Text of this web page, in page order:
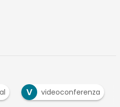
V videoconferenza